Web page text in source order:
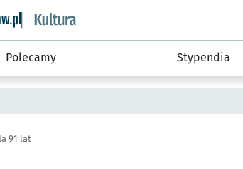
wroclaw.pl podserwis: Kultura
Polecamy Stypendia
91 lat